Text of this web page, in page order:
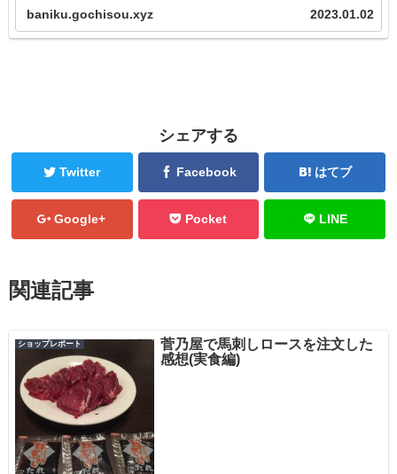
baniku.gochisou.xyz 2023.01.02
シェアする
Twitter Facebook はてブ
Google+ Pocket LINE
関連記事
ショップレポート
菅乃屋で馬刺しロースを注文した
感想(実食編)